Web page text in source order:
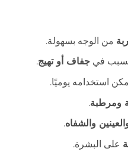
من الوجه بسهولة.
في جفاف أو تهيج.
استخدامه يوميًا.
ومرطبة.
والشفاه.
على البشرة.